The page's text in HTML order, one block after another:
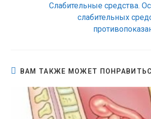
Слабительные средства.
слабительных
ВАМ ТАКЖЕ МОЖЕТ